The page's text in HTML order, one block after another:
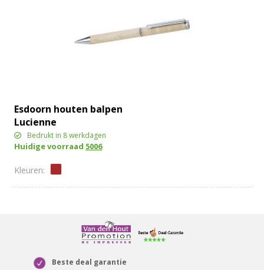
Esdoorn houten balpen
Lucienne
Bedrukt in 8 werkdagen
Huidige voorraad 5006
Beste deal garantie